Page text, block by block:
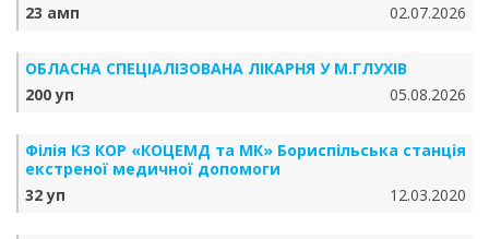
23 амп
02.07.2026
ОБЛАСНА СПЕЦІАЛІЗОВАНА ЛІКАРНЯ У М.ГЛУХІВ
200 уп
05.08.2026
Філія КЗ КОР «КОЦЕМД та МК» Бориспільська станція
екстреної медичної допомоги
32 уп
12.03.2020